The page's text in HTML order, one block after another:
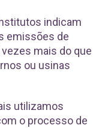
indicam
emissões de
mais do que
ou usinas
utilizamos
o processo de